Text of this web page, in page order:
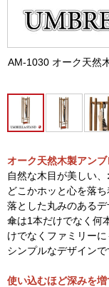
AM-1030 オーク天然
オーク天然木製アン
自然な木目が美しい、
どこかホッと心を落
落とした丸みのあるデ
傘は1本だけでなく何
けでなくファミリーに
シンプルなデザイン
使い込むほど深みを